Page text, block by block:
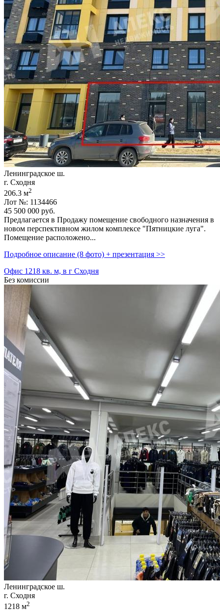
Ленинградское ш.
г. Сходня
206.3 м2
Лот №: 1134466
45 500 000 руб.
Предлагается в Продажу помещение свободного назначения в
новом перспективном жилом комплексе "Пятницкие луга".
Помещение расположено...
Подробное описание (8 фото) + презентация >>
Офис 1218 кв. м, в г Сходня
Без комиссии
Ленинградское ш.
г. Сходня
1218 м2